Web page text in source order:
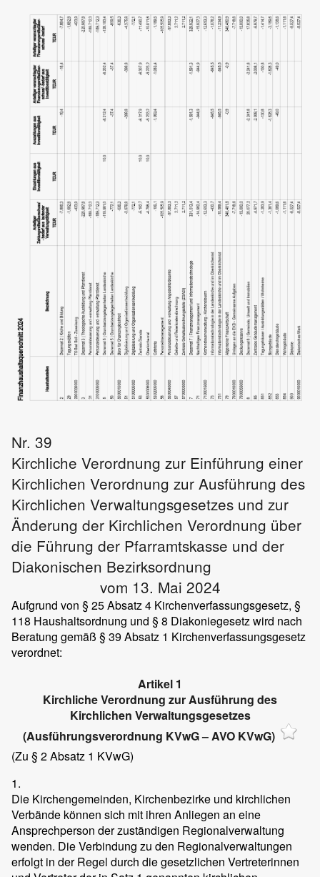
Nr. 39
Kirchliche Verordnung zur Einführung einer
Kirchlichen Verordnung zur Ausführung des
Kirchlichen Verwaltungsgesetzes und zur
Änderung der Kirchlichen Verordnung über
die Führung der Pfarramtskasse und der
Diakonischen Bezirksordnung
vom 13. Mai 2024
Aufgrund von § 25 Absatz 4 Kirchenverfassungsgesetz, §
118 Haushaltsordnung und § 8 Diakoniegesetz wird nach
Beratung gemäß § 39 Absatz 1 Kirchenverfassungsgesetz
verordnet:
Artikel 1
Kirchliche Verordnung zur Ausführung des
Kirchlichen Verwaltungsgesetzes
(Ausführungsverordnung KVwG – AVO KVwG)
(Zu § 2 Absatz 1 KVwG)
1.
Die Kirchengemeinden, Kirchenbezirke und kirchlichen
Verbände können sich mit ihren Anliegen an eine
Ansprechperson der zuständigen Regionalverwaltung
wenden. Die Verbindung zu den Regionalverwaltungen
erfolgt in der Regel durch die gesetzlichen Vertreterinnen